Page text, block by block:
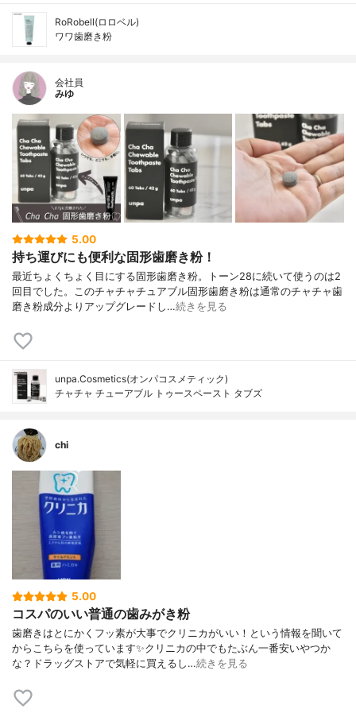
RoRobell(ロロベル)
ワワ歯磨き粉
会社員
みゆ
5.00
持ち運びにも便利な固形歯磨き粉！
最近ちょくちょく目にする固形歯磨き粉。トーン28に続いて使うのは2
回目でした。このチャチャチュアブル固形歯磨き粉は通常のチャチャ歯
磨き粉成分よりアップグレードし…続きを見る
unpa.Cosmetics(オンパコスメティック)
チャチャ チューアブル トゥースペースト タブズ
chi
5.00
コスパのいい普通の歯みがき粉
歯磨きはとにかくフッ素が大事でクリニカがいい！という情報を聞いて
からこちらを使っています✨クリニカの中でもたぶん一番安いやつか
な？ドラッグストアで気軽に買えるし…続きを見る